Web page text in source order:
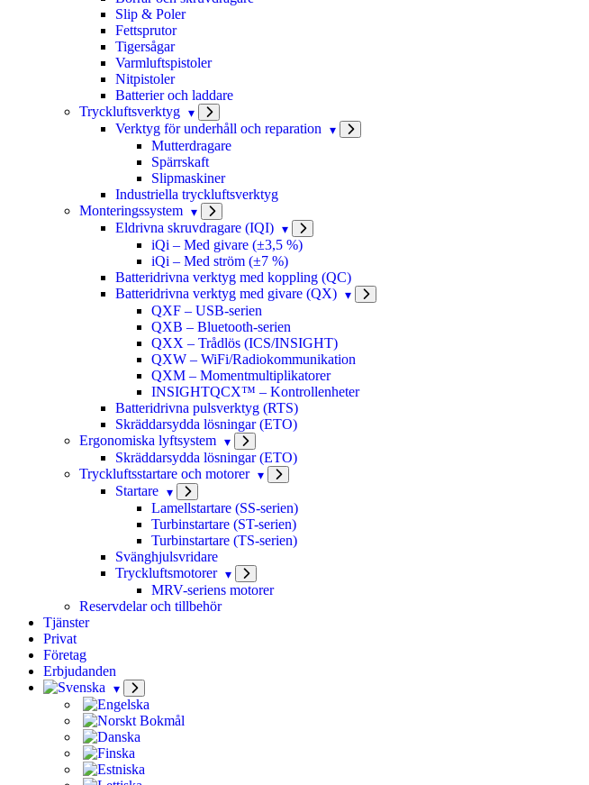
Slip & Poler
Fettsprutor
Tigersågar
Varmluftspistoler
Nitpistoler
Batterier och laddare
Tryckluftsverktyg
Verktyg för underhåll och reparation
Mutterdragare
Spärrskaft
Slipmaskiner
Industriella tryckluftsverktyg
Monteringssystem
Eldrivna skruvdragare (IQI)
iQi – Med givare (±3,5 %)
iQi – Med ström (±7 %)
Batteridrivna verktyg med koppling (QC)
Batteridrivna verktyg med givare (QX)
QXF – USB-serien
QXB – Bluetooth-serien
QXX – Trådlös (ICS/INSIGHT)
QXW – WiFi/Radiokommunikation
QXM – Momentmultiplikatorer
INSIGHTQCX™ – Kontrollenheter
Batteridrivna pulsverktyg (RTS)
Skräddarsydda lösningar (ETO)
Ergonomiska lyftsystem
Skräddarsydda lösningar (ETO)
Tryckluftsstartare och motorer
Startare
Lamellstartare (SS-serien)
Turbinstartare (ST-serien)
Turbinstartare (TS-serien)
Svänghjulsvridare
Tryckluftsmotorer
MRV-seriens motorer
Reservdelar och tillbehör
Tjänster
Privat
Företag
Erbjudanden